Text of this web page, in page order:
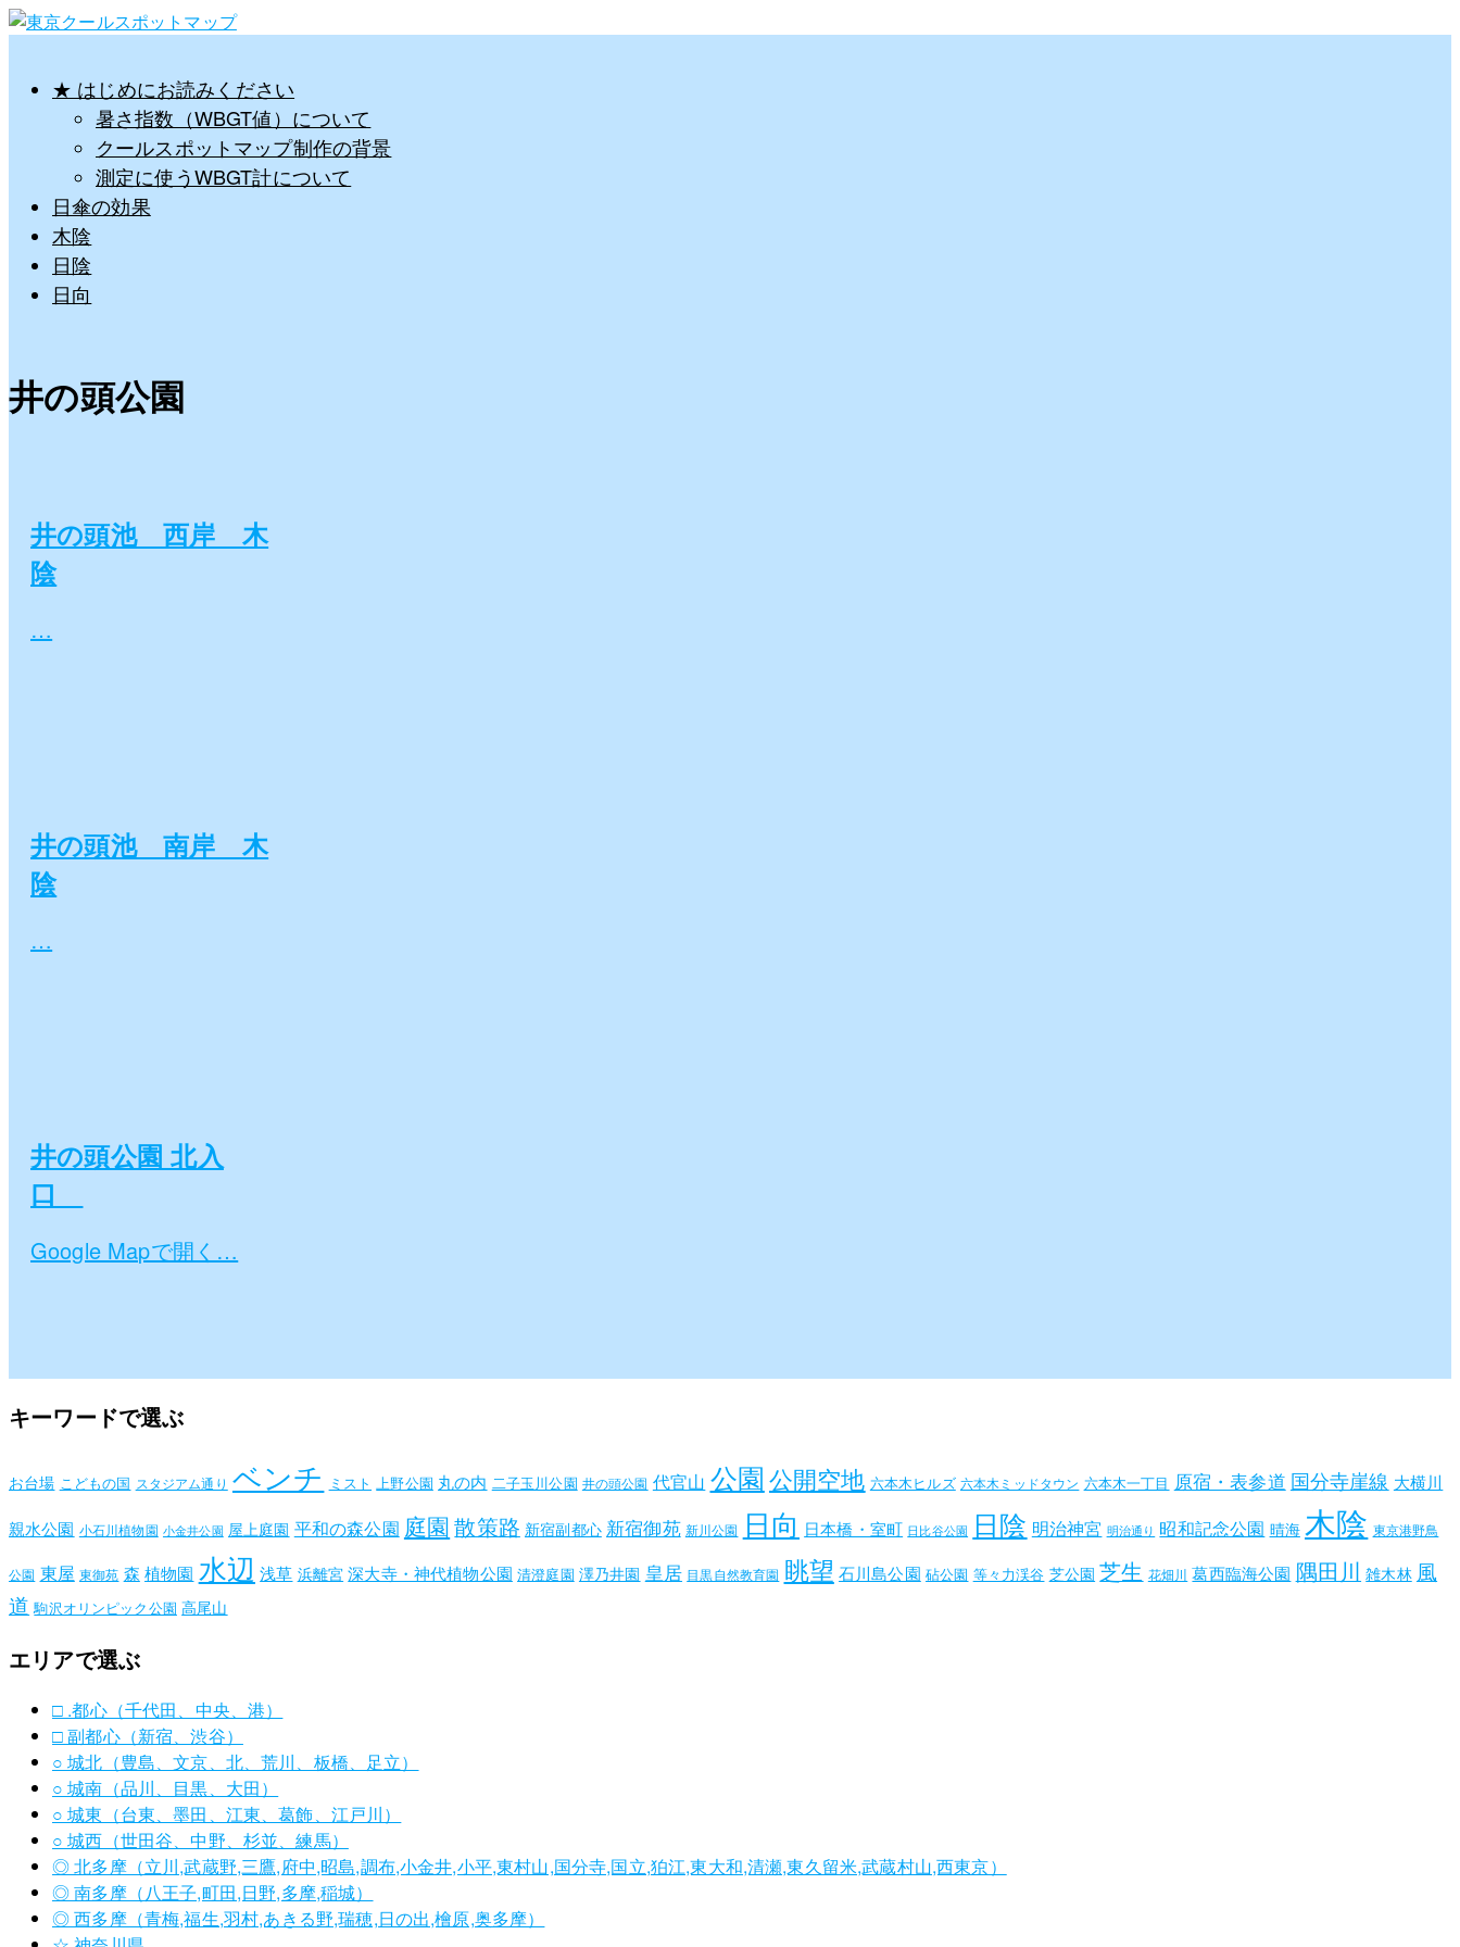
★ はじめにお読みください
暑さ指数（WBGT値）について
クールスポットマップ制作の背景
測定に使うWBGT計について
日傘の効果
木陰
日陰
日向
井の頭公園
井の頭池 西岸 木
陰
…
井の頭池 南岸 木
陰
…
井の頭公園 北入
口
Google Mapで開く…
キーワードで選ぶ
お台場 こどもの国 スタジアム通り ベンチ ミスト 上野公園 丸の内 二子玉川公園 井の頭公園 代官山 公園公開空地 六本木ヒルズ 六本木ミッドタウン 六本木一丁目 原宿・表参道 国分寺崖線 大横川
親水公園 小石川植物園 小金井公園 屋上庭園 平和の森公園 庭園散策路 新宿副都心 新宿御苑 新川公園 日向 日本橋・室町 日比谷公園 日陰 明治神宮 明治通り 昭和記念公園 晴海 木陰 東京港野鳥
公園 東屋 東御苑 森 植物園 水辺 浅草 浜離宮 深大寺・神代植物公園 清澄庭園 澤乃井園 皇居 目黒自然教育園 眺望 石川島公園 砧公園 等々力渓谷 芝公園 芝生 花畑川 葛西臨海公園 隅田川 雑木林 風
道 駒沢オリンピック公園 高尾山
エリアで選ぶ
□ .都心（千代田、中央、港）
□ 副都心（新宿、渋谷）
○ 城北（豊島、文京、北、荒川、板橋、足立）
○ 城南（品川、目黒、大田）
○ 城東（台東、墨田、江東、葛飾、江戸川）
○ 城西（世田谷、中野、杉並、練馬）
◎ 北多摩（立川,武蔵野,三鷹,府中,昭島,調布,小金井,小平,東村山,国分寺,国立,狛江,東大和,清瀬,東久留米,武蔵村山,西東京）
◎ 南多摩（八王子,町田,日野,多摩,稲城）
◎ 西多摩（青梅,福生,羽村,あきる野,瑞穂,日の出,檜原,奥多摩）